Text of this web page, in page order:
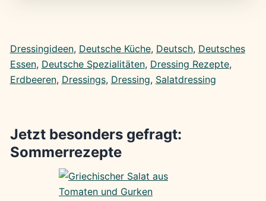
Dressingideen, Deutsche Küche, Deutsch, Deutsches
Essen, Deutsche Spezialitäten, Dressing Rezepte
Erdbeeren, Dressings, Dressing, Salatdressing
Jetzt besonders gefragt:
Sommerrezepte